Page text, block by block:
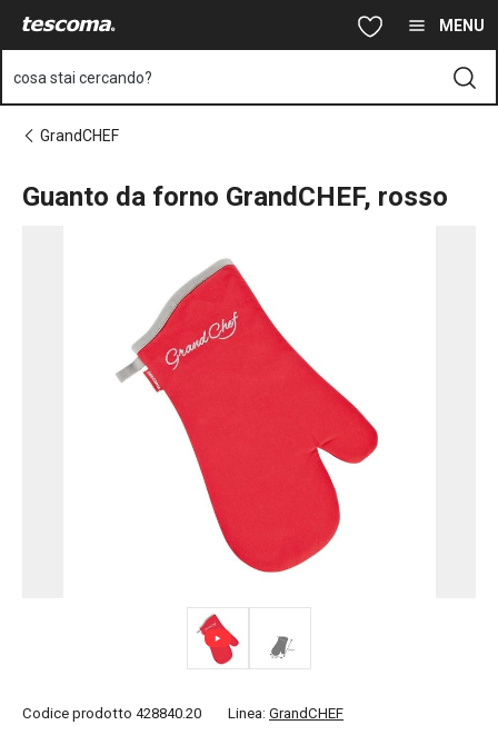
Vai al contenuto principale MENU
cosa stai cercando?
GrandCHEF
Guanto da forno GrandCHEF, rosso
Codice prodotto 428840.20 Linea: GrandCHEF